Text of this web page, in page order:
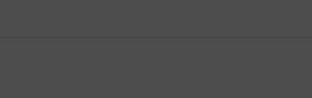
achten sie aber bitte trotzdem darauf, dass der